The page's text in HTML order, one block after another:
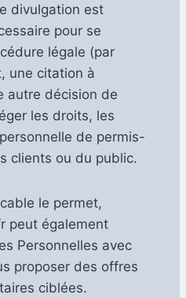
divulgation est
pour se
légale (par
une citation à
autre décision de
les droits, les
de permis-
clients ou du public.
le permet,
peut également
Personnelles avec
proposer des offres
ciblées.